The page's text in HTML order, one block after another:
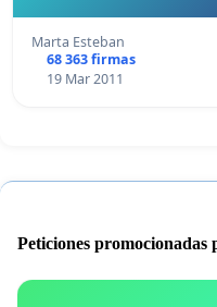
Marta Esteban
68 363 firmas
19 Mar 2011
Peticiones promocionadas